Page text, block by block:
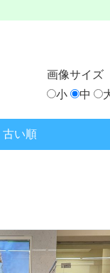
画像サイズ
小
中
古い順